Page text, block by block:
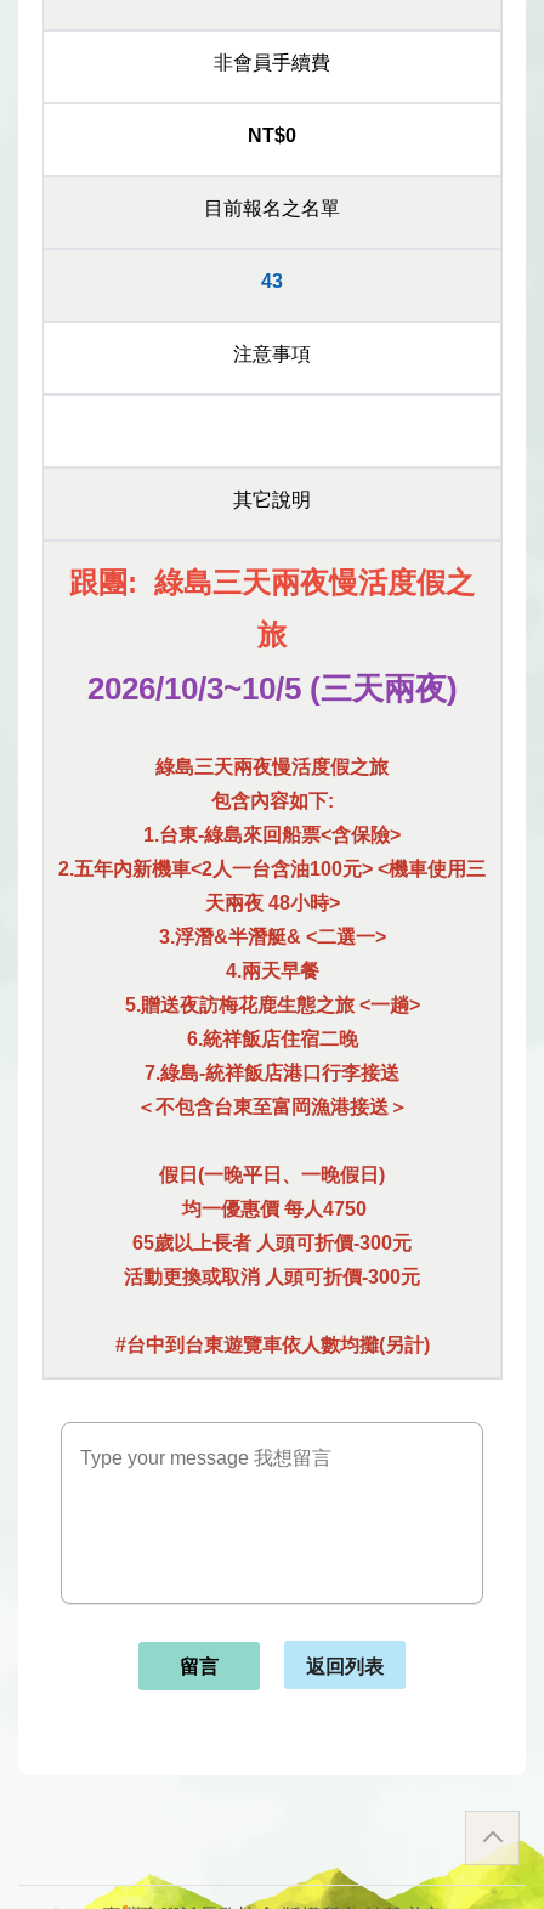
非會員手續費
NT$0
目前報名之名單
43
注意事項
其它說明
跟團: 綠島三天兩夜慢活度假之
旅
2026/10/3~10/5 (三天兩夜)
綠島三天兩夜慢活度假之旅
包含內容如下:
1.台東-綠島來回船票<含保險>
2.五年內新機車<2人一台含油100元> <機車使用三
天兩夜 48小時>
3.浮潛&半潛艇& <二選一>
4.兩天早餐
5.贈送夜訪梅花鹿生態之旅 <一趟>
6.統祥飯店住宿二晚
7.綠島-統祥飯店港口行李接送
＜不包含台東至富岡漁港接送＞
假日(一晚平日、一晚假日)
均一優惠價 每人4750
65歲以上長者 人頭可折價-300元
活動更換或取消 人頭可折價-300元
#台中到台東遊覽車依人數均攤(另計)
留言 返回列表